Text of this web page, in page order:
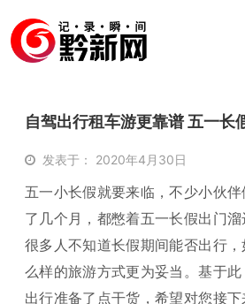
自驾出行租车游更靠谱 五一长
发表于： 2020年4月30日
五一小长假就要来临，不少小伙
了几个月，都憋着五一长假出门
很多人不知道长假期间能否出行
么样的旅游方式更为妥当。基于
出行准备了点干货，希望对您接